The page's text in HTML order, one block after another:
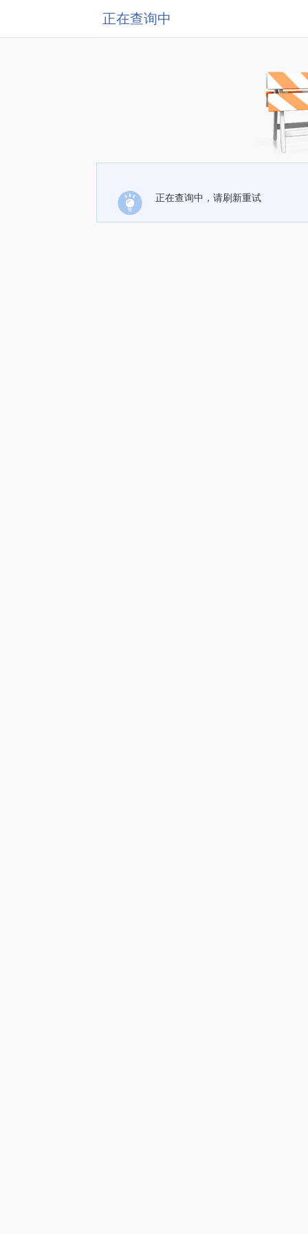
正在查询中
正在查询中，请刷新重试